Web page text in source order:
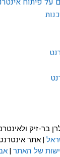
בר-זיק
של האתר |